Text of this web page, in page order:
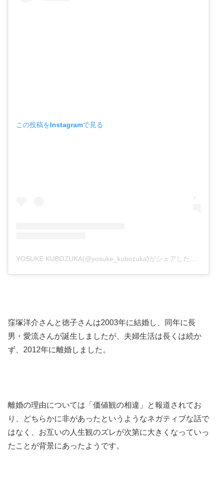
この投稿をInstagramで見る
YOSUKE KUBOZUKA(@yosuke_kubozuka)がシェアした投稿
窪塚洋介さんと徳子さんは2003年に結婚し、同年に長
男・愛流さんが誕生しましたが、夫婦生活は長くは続か
ず、2012年に離婚しました。
離婚の理由については「価値観の相違」と報道されてお
り、どちらかに非があったというようなネガティブな話で
はなく、お互いの人生観のズレが次第に大きくなっていっ
たことが背景にあったようです。